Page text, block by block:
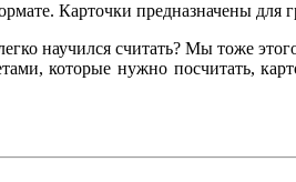
Карточки предназначены для
считать? Мы тоже
которые нужно посчитать,